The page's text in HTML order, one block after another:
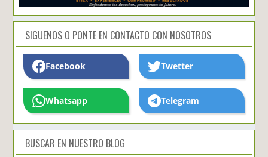
SIGUENOS O PONTE EN CONTACTO CON NOSOTROS
Facebook Twetter
Whatsapp Telegram
BUSCAR EN NUESTRO BLOG